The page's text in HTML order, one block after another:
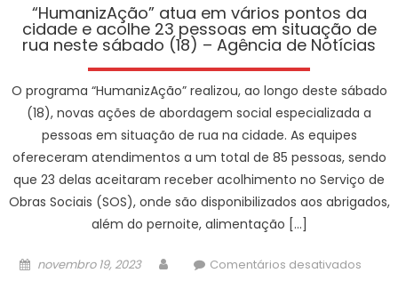
furto
de
–
“HumanizAção” atua em vários pontos da
cidade e acolhe 23 pessoas em situação de
rua neste sábado (18) – Agência de Notícias
O programa “HumanizAção” realizou, ao longo deste sábado
(18), novas ações de abordagem social especializada a
pessoas em situação de rua na cidade. As equipes
ofereceram atendimentos a um total de 85 pessoas, sendo
que 23 delas aceitaram receber acolhimento no Serviço de
Obras Sociais (SOS), onde são disponibilizados aos abrigados,
além do pernoite, alimentação […]
Posted
novembro 19, 2023 AuthorComentários desativadosem